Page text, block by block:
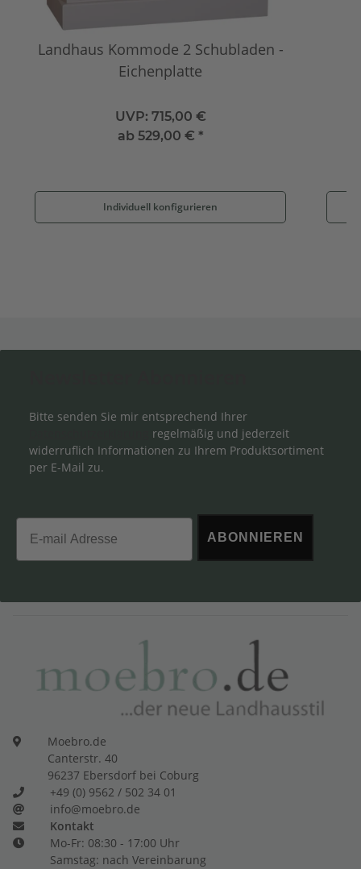
Landhaus Kommode 2 Schubladen -
Eichenplatte
UVP: 715,00 €
ab 529,00 € *
Individuell konfigurieren
Bitte senden Sie mir entsprechend Ihrer
regelmäßig und jederzeit
widerruflich Informationen zu Ihrem Produktsortiment
per E-Mail zu.
Email
ABONNIEREN
Moebro.de
Canterstr. 40
96237 Ebersdorf bei Coburg
+49 (0) 9562 / 502 34 01
info@moebro.de
Kontakt
Mo-Fr: 08:30 - 17:00 Uhr
Samstag: nach Vereinbarung